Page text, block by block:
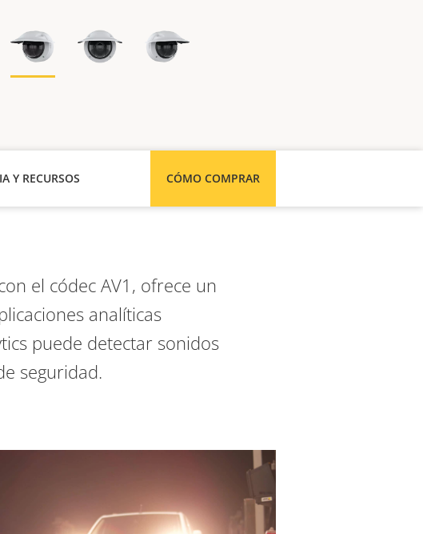
CÓMO COMPRAR
Y RECURSOS
el códec AV1, ofrece un
analíticas
puede detectar sonidos
seguridad.